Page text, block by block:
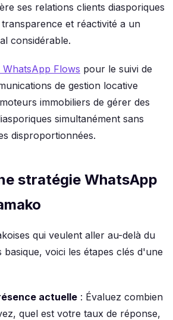
ses relations clients diasporiques
et réactivité a un
considérable.
WhatsApp Flows pour le suivi de
de gestion locative
immobiliers de gérer des
simultanément sans
disproportionnées.
stratégie WhatsApp
qui veulent aller au-delà du
basique, voici les étapes clés d'une
actuelle : Évaluez combien
quel est votre taux de réponse,